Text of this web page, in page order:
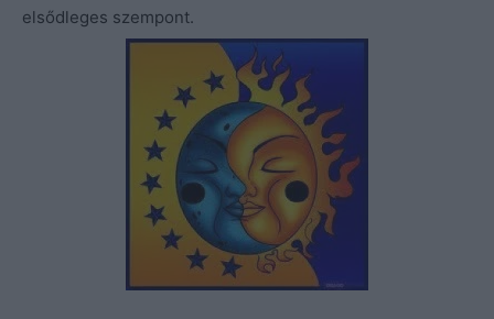
elsődleges szempont.